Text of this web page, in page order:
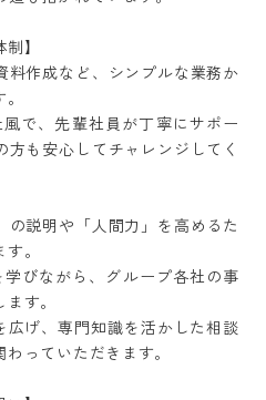
】
料作成など、シンプルな業務か
で、先輩社員が丁寧にサポー
方も安心してチャレンジしてく
の説明や「人間力」を高めるた
。
びながら、グループ各社の事
す。
げ、専門知識を活かした相談
っていただきます。